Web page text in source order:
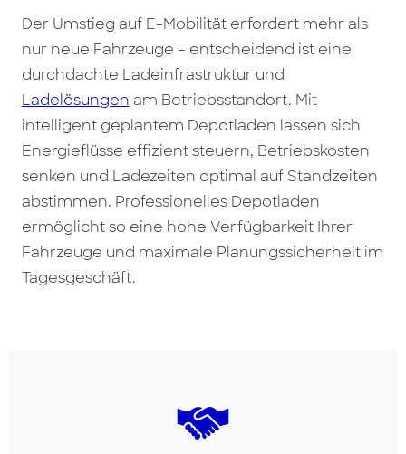
Der Umstieg auf E-Mobilität erfordert mehr als
nur neue Fahrzeuge – entscheidend ist eine
durchdachte Ladeinfrastruktur und
Ladelösungen am Betriebsstandort. Mit
intelligent geplantem Depotladen lassen sich
Energieflüsse effizient steuern, Betriebskosten
senken und Ladezeiten optimal auf Standzeiten
abstimmen. Professionelles Depotladen
ermöglicht so eine hohe Verfügbarkeit Ihrer
Fahrzeuge und maximale Planungssicherheit im
Tagesgeschäft.